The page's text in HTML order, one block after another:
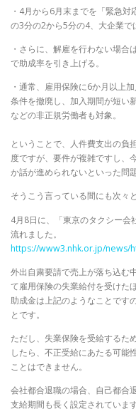
・4月から6月末までを「緊急
の3分の2から5分の4、大企業で
・さらに、解雇を行わない場合
で助成率を引き上げる。
・通常、雇用保険に6か月以上
条件を撤廃し、加入期間が短い
などの非正規労働者も対象。
ということで、人件費支出の負
度ですが、要件が複雑ですし、
か話が進められないといった問
そうこう言っている間にも次々
4月8日に、「東京のタクシー
流れました。
https://www3.nhk.or.jp/news/
外出自粛要請で売上が落ち込む
て雇用保険の失業給付を受けた
助成金は上記のようなことです
とです。
ただし、失業保険を受給するた
したら、不正受給にあたる可能
ことはできません。
会社都合退職の場合、自己都合
支給期間も長く設定されていま